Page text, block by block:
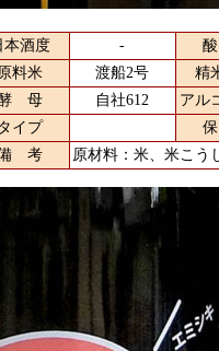
本酒度 -
料米
渡船2号
精
母
自社612
アル
タイプ
考
原材料：米、米こう